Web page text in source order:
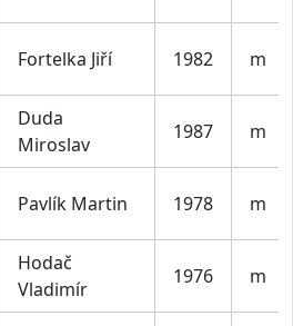
Fortelka Jiří 1982 m
Duda
Miroslav
1987 m
Pavlík Martin 1978 m
Hodač
Vladimír
1976 m